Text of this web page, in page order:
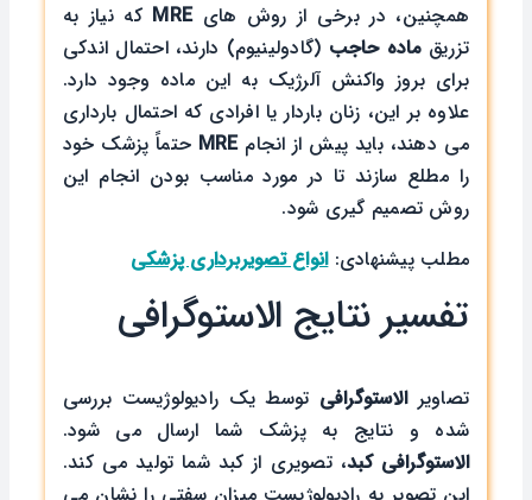
همچنین، در برخی از روش ‌هایMREکه نیاز به
تزریقماده حاجب(گادولینیوم) دارند، احتمال اندکی
برای بروز واکنش آلرژیک به این ماده وجود دارد.
علاوه بر این، زنان باردار یا افرادی که احتمال بارداری
می‌ دهند، باید پیش از انجامMREحتماً پزشک خود
را مطلع سازند تا در مورد مناسب بودن انجام این
روش تصمیم‌ گیری شود.
مطلب پیشنهادی:انواع تصویربرداری پزشکی
تفسیر نتایج الاستوگرافی
تصاویرالاستوگرافیتوسط یک رادیولوژیست بررسی
شده و نتایج به پزشک شما ارسال می شود.
الاستوگرافی کبد، تصویری از کبد شما تولید می کند.